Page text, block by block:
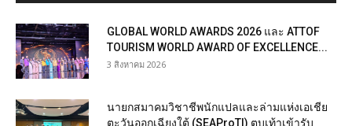
GLOBAL WORLD AWARDS 2026 และ ATTOF
TOURISM WORLD AWARD OF EXCELLENCE...
3 สิงหาคม 2026
นายกสมาคมวิชาชีพนักแปลและล่ามแห่งเอเชีย
ตะวันออกเฉียงใต้ (SEAProTI) ตบเท้าเข้ารับ